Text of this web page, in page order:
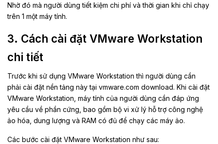
Nhờ đó mà người dùng tiết kiệm chi phí và thời gian khi chỉ chạy
trên 1 một máy tính.
3. Cách cài đặt VMware Workstation
chi tiết
Trước khi sử dụng VMware Workstation thì người dùng cần
phải cài đặt nền tảng này tại vmware.com download. Khi cài đặt
VMware Workstation, máy tính của người dùng cần đáp ứng
yêu cầu về phần cứng, bao gồm bộ vi xử lý hỗ trợ công nghệ
ảo hóa, dung lượng và RAM có đủ để chạy các máy ảo.
Các bước cài đặt VMware Workstation như sau: